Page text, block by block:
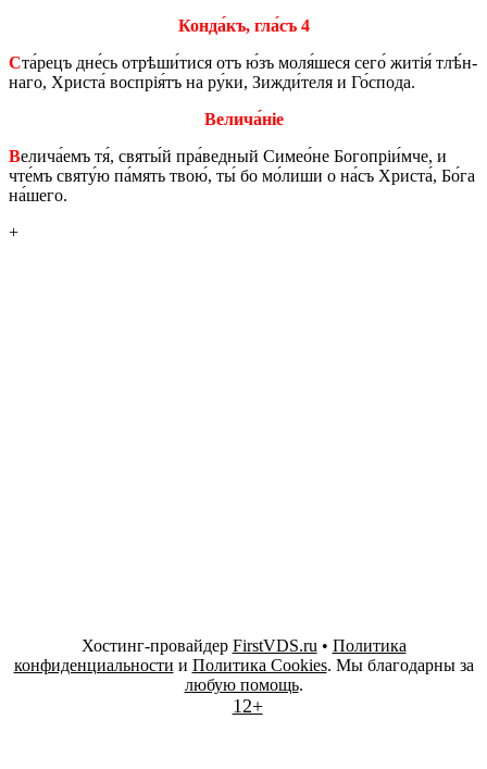
Кон­да́къ, гла́съ 4
Ста́­рецъ дне́сь отрѣ­ши́­ти­ся отъ ю́зъ моля́шеся сего́ житія́ тлѣ́н­
на­го, Хри­ста́ вос­прія́тъ на ру́ки, Зи­жди́­теля и Го́­спо­да.
Ве­ли­ча́­ніе
Вели­ча́­емъ тя́, святы́й пра́­вед­ный Си­ме­о́­не Бо­го­пріи́м­че, и
чте́мъ святу́ю па́мять твою́, ты́ бо мо́­ли­ши о на́съ Хри­ста́, Бо́га
на́­ше­го.
+
Хостинг-провайдер FirstVDS.ru • Политика
конфиденциальности и Политика Cookies. Мы благодарны за
любую помощь.
12+